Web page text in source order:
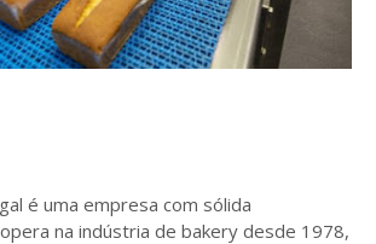
é uma empresa com sólida
na indústria de bakery desde 1978,